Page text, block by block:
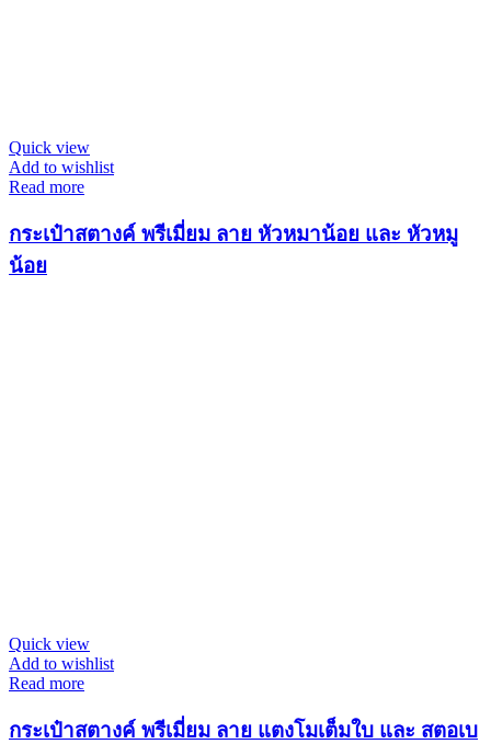
Quick view
Add to wishlist
Read more
กระเป๋าสตางค์ พรีเมี่ยม ลาย หัวหมาน้อย และ หัวหมู
น้อย
Quick view
Add to wishlist
Read more
กระเป๋าสตางค์ พรีเมี่ยม ลาย แตงโมเต็มใบ และ สตอเบ